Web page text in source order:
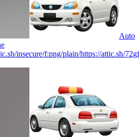
Auto
insecure/f:png/plain/https://attic.sh/